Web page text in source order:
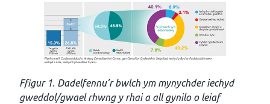
Ffigur 1. Dadelfennu’r bwlch ym mynychder iechyd
gweddol/gwael rhwng y rhai a all gynilo o leiaf